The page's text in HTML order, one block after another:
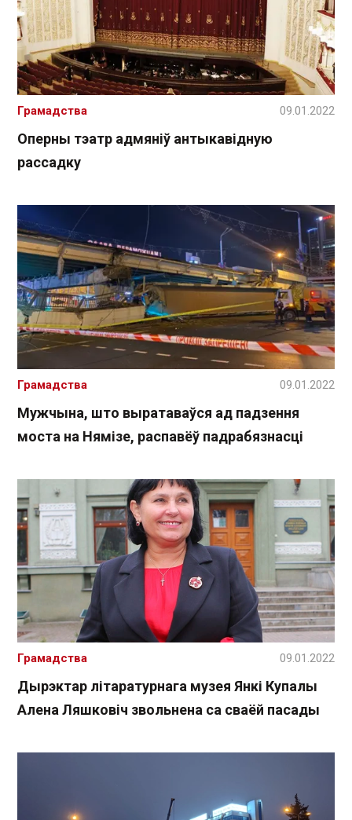
Оперны тэатр адмяніў антыкавідную
рассадку
Грамадства 09.01.2022
Мужчына, што выратаваўся ад падзення
моста на Нямізе, распавёў падрабязнасці
Грамадства 09.01.2022
Дырэктар літаратурнага музея Янкі Купалы
Алена Ляшковіч звольнена са сваёй пасады
Грамадства 09.01.2022